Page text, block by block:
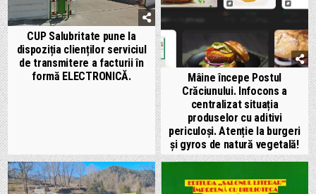
CUP Salubritate pune la
dispoziția clienților serviciul
de transmitere a facturii în
formă ELECTRONICĂ.
Mâine începe Postul
Crăciunului. Infocons a
centralizat situația
produselor cu aditivi
periculoși. Atenție la burgeri
și gyros de natură vegetală!